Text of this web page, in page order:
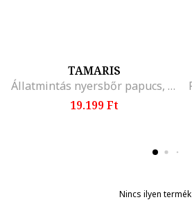
TAMARIS
Állatmintás nyersbőr papucs, Fekete/Barna
19.199 Ft
Nincs ilyen termék